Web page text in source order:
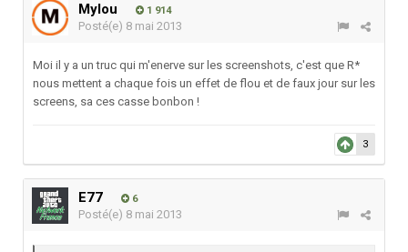
Mylou 1 914
Posté(e) 8 mai 2013
Moi il y a un truc qui m'enerve sur les screenshots, c'est que R*
nous mettent a chaque fois un effet de flou et de faux jour sur les
screens, sa ces casse bonbon !
3
E77 6
Posté(e) 8 mai 2013